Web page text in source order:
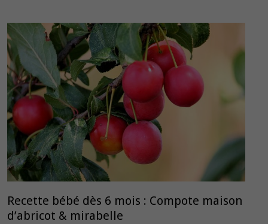
Recette bébé dès 6 mois : Compote maison
d’abricot & mirabelle